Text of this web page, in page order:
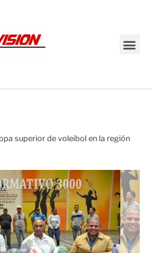
superior de voleibol en la región